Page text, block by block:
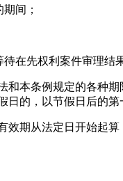
间；
在先权利案件审理结
本条例规定的各种
的，以节假日后的第
期从法定日开始起